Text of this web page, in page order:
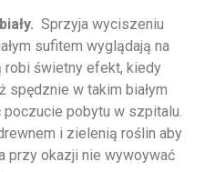
biały. Sprzyja wyciszeniu
sufitem wyglądają na
robi świetny efekt, kiedy
spędznie w takim białym
pobytu w szpitalu.
i zielenią roślin aby
przy okazji nie wywoywać